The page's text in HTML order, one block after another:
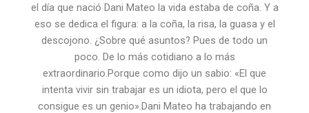
el día que nació Dani Mateo la vida estaba de coña. Y a
eso se dedica el figura: a la coña, la risa, la guasa y el
descojono. ¿Sobre qué asuntos? Pues de todo un
poco. De lo más cotidiano a lo más
extraordinario.Porque como dijo un sabio: «El que
intenta vivir sin trabajar es un idiota, pero el que lo
consigue es un genio».Dani Mateo ha trabajando en